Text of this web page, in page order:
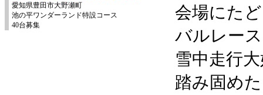
愛知県豊田市大野瀬町
池の平ワンダーランド特設コース
40台募集
会場にた
バルレース
雪中走行
踏み固め